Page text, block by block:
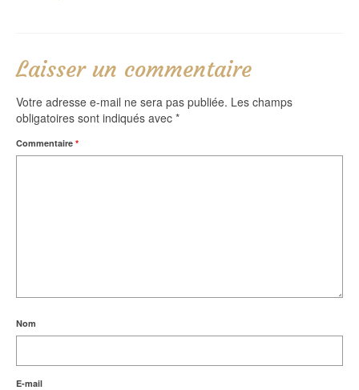
Laisser un commentaire
Votre adresse e-mail ne sera pas publiée. Les champs
obligatoires sont indiqués avec *
Commentaire *
Nom
E-mail